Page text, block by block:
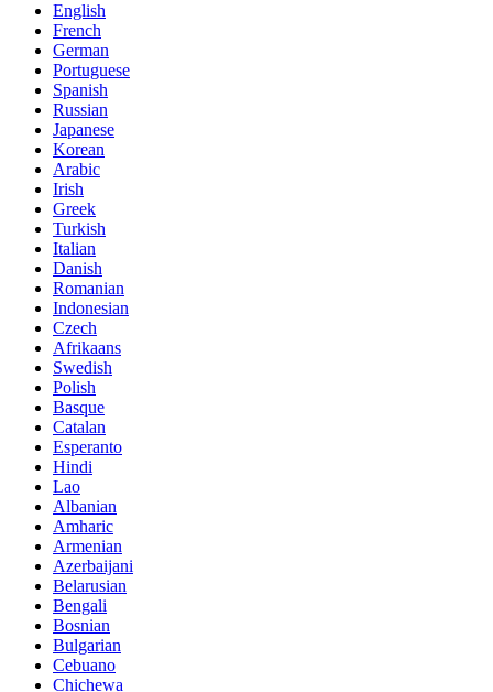
English
French
German
Portuguese
Spanish
Russian
Japanese
Korean
Arabic
Irish
Greek
Turkish
Italian
Danish
Romanian
Indonesian
Czech
Afrikaans
Swedish
Polish
Basque
Catalan
Esperanto
Hindi
Lao
Albanian
Amharic
Armenian
Azerbaijani
Belarusian
Bengali
Bosnian
Bulgarian
Cebuano
Chichewa